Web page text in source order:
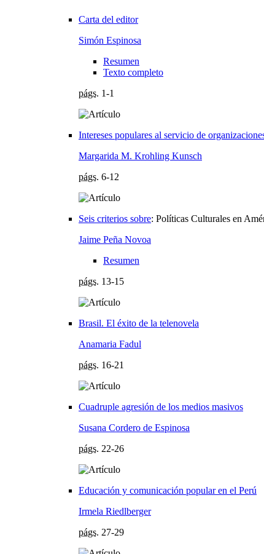
Carta del editor
Simón Espinosa
Resumen
Texto completo
págs. 1-1
Intereses populares al servicio de
Margarida M. Krohling Kunsch
págs. 6-12
Seis criterios sobre: Políticas Culturales en
Jaime Peña Novoa
Resumen
págs. 13-15
Brasil. El éxito de la telenovela
Anamaria Fadul
págs. 16-21
Cuadruple agresión de los medios masivos
Susana Cordero de Espinosa
págs. 22-26
Educación y comunicación popular en el Perú
Irmela Riedlberger
págs. 27-29